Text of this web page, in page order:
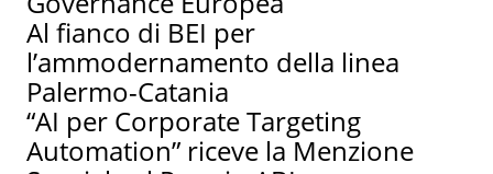
Al fianco di BEI per
l’ammodernamento della linea
Palermo-Catania
“AI per Corporate Targeting
Automation” riceve la Menzione